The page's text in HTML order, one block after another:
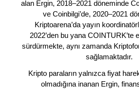
alan Ergin, 2018–2021 döneminde
ve Coinbilgi’de, 2020–2021
Kriptoarena’da yayın
2022’den bu yana COINTURK’te
sürdürmekte, aynı zamanda
sağlamaktadır.
Kripto paraların yalnızca fiyat
olmadığına inanan Ergin,